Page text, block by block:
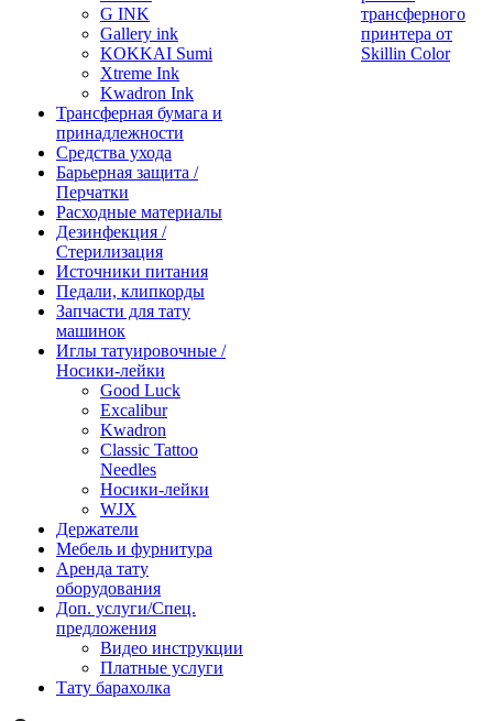
G INK
Gallery ink
KOKKAI Sumi
Xtreme Ink
Kwadron Ink
Трансферная бумага и
принадлежности
Средства ухода
Барьерная защита /
Перчатки
Расходные материалы
Дезинфекция /
Стерилизация
Источники питания
Педали, клипкорды
Запчасти для тату
машинок
Иглы татуировочные /
Носики-лейки
Good Luck
Excalibur
Kwadron
Classic Tattoo
Needles
Носики-лейки
WJX
Держатели
Мебель и фурнитура
Аренда тату
оборудования
Доп. услуги/Спец.
предложения
Видео инструкции
Платные услуги
Тату барахолка
трансферного
принтера от
Skillin Color